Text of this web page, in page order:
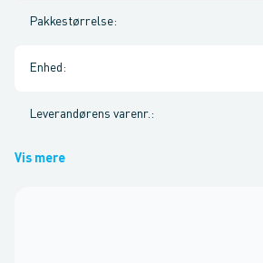
Pakkestørrelse:
Enhed :
Leverandørens varenr. :
Vis mere